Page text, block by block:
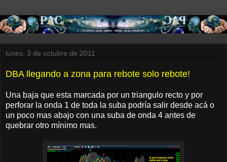
lunes, 3 de octubre de 2011
DBA llegando a zona para rebote solo rebote!
Una baja que esta marcada por un triangulo recto y por
perforar la onda 1 de toda la suba podría salir desde acá o
un poco mas abajo con una suba de onda 4 antes de
quebrar otro mínimo mas.